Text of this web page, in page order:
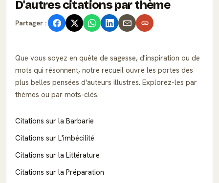
D'autres citations par thème
Partager :
Que vous soyez en quête de sagesse, d'inspiration ou de
mots qui résonnent, notre recueil ouvre les portes des
plus belles pensées d'auteurs illustres. Explorez-les par
thèmes ou par mots-clés.
Citations sur la Barbarie
Citations sur L'imbécilité
Citations sur la Littérature
Citations sur la Préparation